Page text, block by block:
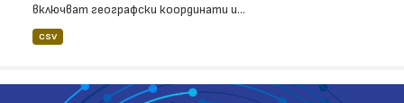
включват географски координати и...
CSV